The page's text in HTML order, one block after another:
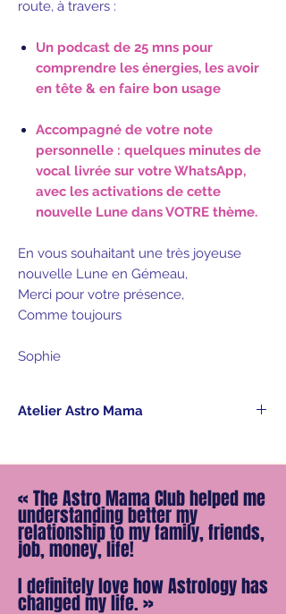
route, à travers :
Un podcast de 25 mns pour
comprendre les énergies, les avoir
en tête & en faire bon usage
Accompagné de votre note
personnelle : quelques minutes de
vocal livrée sur votre WhatsApp,
avec les activations de cette
nouvelle Lune dans VOTRE thème.
En vous souhaitant une très joyeuse
nouvelle Lune en Gémeau,
Merci pour votre présence,
Comme toujours
Sophie
Atelier Astro Mama
avec la confirmation d'achat le lien de
à votre rythme.
Votre note personnelle vous sera
livrée sur WhatsApp au plus tard
mercredi 28 mai.
Merci de me transmettre nos détails
de naissance (date, lieu & heure
« The Astro Mama Club helped me
understanding better my
relationship to my family, friends,
job, money, life!
I definitely love how Astrology has
changed my life. »